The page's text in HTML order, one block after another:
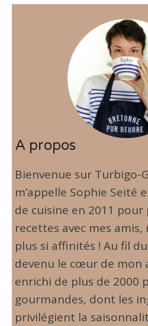
A propos
Bienvenue sur Turbigo-
m’appelle Sophie Seïté
de cuisine en 2011
recettes avec mes
plus si affinités ! Au fil
devenu le cœur de mon
enrichi de plus de 2000
gourmandes, dont les
privilégient la